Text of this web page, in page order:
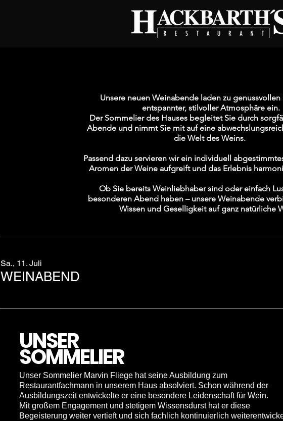
Unsere neuen Weinabende laden zu
entspannter, stilvoller Atmosphäre ein.
Der Sommelier des Hauses begleitet Sie durch
Abende und nimmt Sie mit auf eine
die Welt des Weins.
Passend dazu servieren wir ein individuell
Aromen der Weine aufgreift und das Erlebnis
Ob Sie bereits Weinliebhaber sind oder einfach
besonderen Abend haben – unsere Weinabende
Wissen und Geselligkeit auf ganz natürliche
Sa., 11. Juli
WEINABEND
UNSER
SOMMELIER
Unser Sommelier Marvin Fliege hat seine Ausbildung zum
Restaurantfachmann in unserem Haus absolviert. Schon während der
Ausbildungszeit entwickelte er eine besondere Leidenschaft für Wein.
Mit großem Engagement und stetigem Wissensdurst hat er diese
Begeisterung weiter vertieft und sich fachlich kontinuierlich